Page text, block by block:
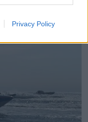
Privacy Policy